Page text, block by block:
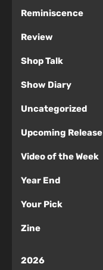
Reminiscence
Review
Shop Talk
Show Diary
Uncategorized
Upcoming Release
Video of the Week
Year End
Your Pick
Zine
2026